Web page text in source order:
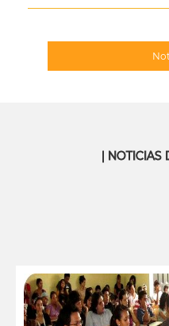
| NOTICIAS